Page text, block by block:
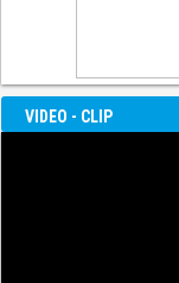
VIDEO - CLIP